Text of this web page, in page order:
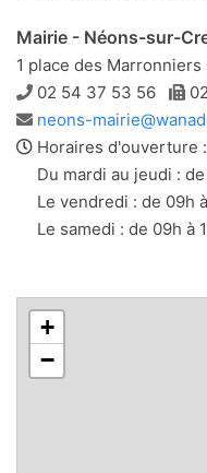
Mairie - Néons-sur-
1 place des
Téléphone
02 54 37 53 56
Adresse
e-
mail
neons-
Horaires d'ouverture :
Du mardi au jeudi :
Le vendredi : de 09h
Le samedi : de 09h à
+
−